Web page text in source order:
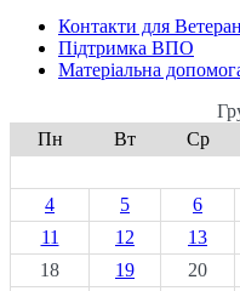
Контакти для
Підтримка ВПО
Матеріальна
Пн
Вт Ср
4
5 6
11
12 13
18
19 20